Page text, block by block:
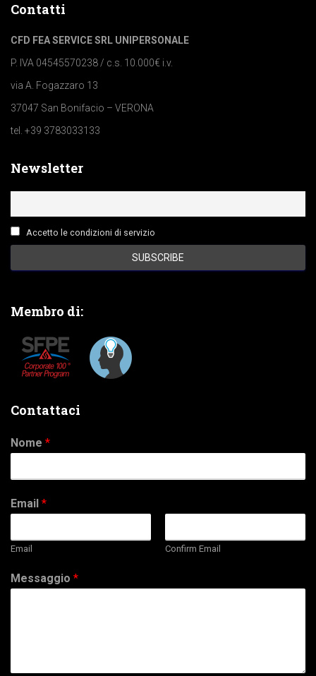
Contatti
CFD FEA SERVICE SRL UNIPERSONALE
P. IVA 04545570238 / c.s. 10.000€ i.v.
via A. Fogazzaro 13
37047 San Bonifacio – VERONA
tel. +39 3783033133
Newsletter
Accetto le condizioni di servizio
Membro di:
Contattaci
Nome *
Email *
Email Confirm Email
Messaggio *